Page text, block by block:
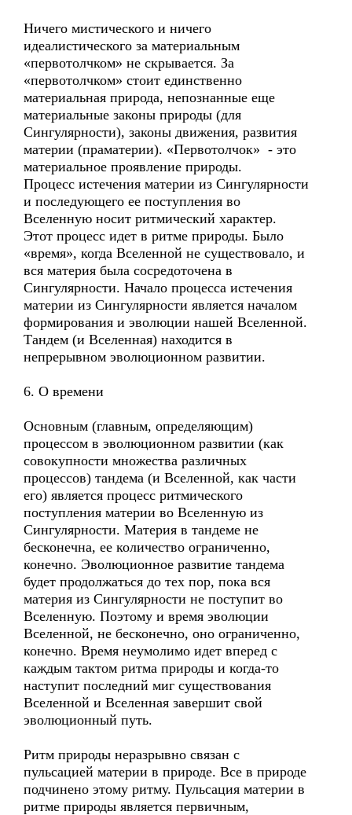
Ничего мистического и ничего
идеалистического за материальным
«первотолчком» не скрывается. За
«первотолчком» стоит единственно
материальная природа, непознанные еще
материальные законы природы (для
Сингулярности), законы движения, развития
материи (праматерии). «Первотолчок» - это
материальное проявление природы.
Процесс истечения материи из Сингулярности
и последующего ее поступления во
Вселенную носит ритмический характер.
Этот процесс идет в ритме природы. Было
«время», когда Вселенной не существовало, и
вся материя была сосредоточена в
Сингулярности. Начало процесса истечения
материи из Сингулярности является началом
формирования и эволюции нашей Вселенной.
Тандем (и Вселенная) находится в
непрерывном эволюционном развитии.
6. О времени
Основным (главным, определяющим)
процессом в эволюционном развитии (как
совокупности множества различных
процессов) тандема (и Вселенной, как части
его) является процесс ритмического
поступления материи во Вселенную из
Сингулярности. Материя в тандеме не
бесконечна, ее количество ограниченно,
конечно. Эволюционное развитие тандема
будет продолжаться до тех пор, пока вся
материя из Сингулярности не поступит во
Вселенную. Поэтому и время эволюции
Вселенной, не бесконечно, оно ограниченно,
конечно. Время неумолимо идет вперед с
каждым тактом ритма природы и когда-то
наступит последний миг существования
Вселенной и Вселенная завершит свой
эволюционный путь.
Ритм природы неразрывно связан с
пульсацией материи в природе. Все в природе
подчинено этому ритму. Пульсация материи в
ритме природы является первичным,